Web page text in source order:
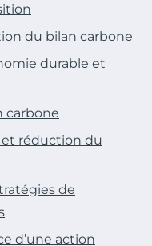
du bilan carbone
durable et
carbone
et réduction du
de
d’une action